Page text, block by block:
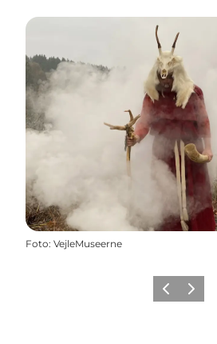
Foto: VejleMuseerne
ZurückWeiter